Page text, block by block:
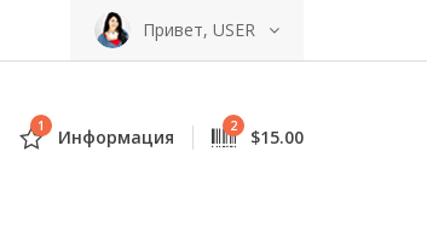
Привет, USER
1 Информация 2 $15.00